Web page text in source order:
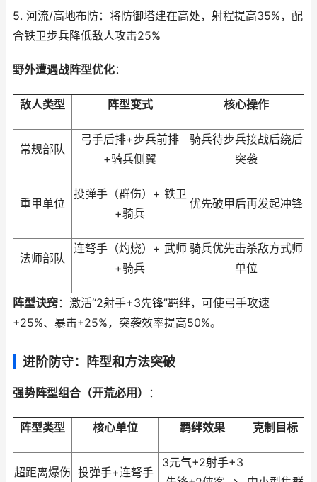
5. 河流/高地布防：将防御塔建在高处，射程提高35%，配
合铁卫步兵降低敌人攻击25%
野外遭遇战阵型优化：
敌人类型 阵型变式 核心操作
常规部队
弓手后排+步兵前排
+骑兵侧翼
骑兵待步兵接战后绕后
突袭
重甲单位
投弹手（群伤）+ 铁卫
+骑兵
优先破甲后再发起冲锋
法师部队
连弩手（灼烧）+ 武师
+骑兵
骑兵优先击杀敌方式师
单位
阵型诀窍：激活“2射手+3先锋”羁绊，可使弓手攻速
+25%、暴击+25%，突袭效率提高50%。
进阶防守：阵型和方法突破
强势阵型组合（开荒必用） ：
阵型类型 核心单位 羁绊效果 克制目标
超距离爆伤 投弹手+连弩手
3元气+2射手+3